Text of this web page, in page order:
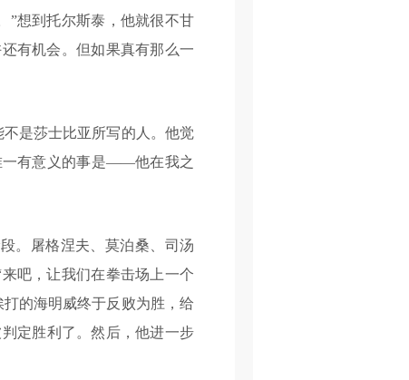
”想到托尔斯泰，他就很不甘
有机会。但如果真有那么一
是莎士比亚所写的人。他觉
一有意义的事是——他在我之
。屠格涅夫、莫泊桑、司汤
吧，让我们在拳击场上一个
的海明威终于反败为胜，给
定胜利了。然后，他进一步